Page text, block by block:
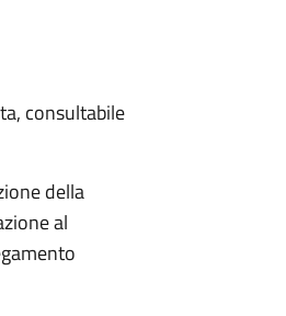
consultabile
della
al